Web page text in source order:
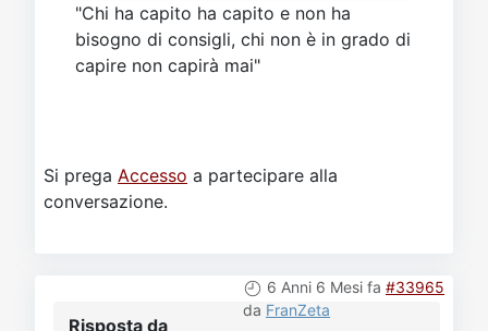
"Chi ha capito ha capito e non ha
bisogno di consigli, chi non è in grado di
capire non capirà mai"
Si prega Accesso a partecipare alla
conversazione.
6 Anni 6 Mesi fa #33965
da FranZeta
Risposta da